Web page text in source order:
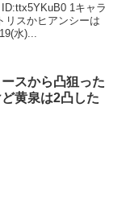
1キャラ
リスかヒアンシーは
水)...
ースから凸狙った
黄泉は2凸した